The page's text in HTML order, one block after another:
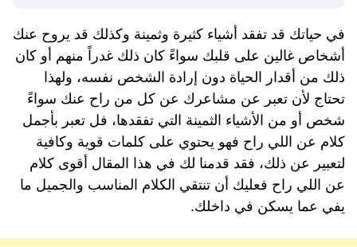
في حياتك قد تفقد أشياء كثيرة وثمينة وكذلك قد يروح عنك
أشخاص غالين على قلبك سواءً كان ذلك غدراً منهم أو كان
ذلك من أقدار الحياة دون إرادة الشخص نفسه، ولهذا
تحتاج لأن تعبر عن مشاعرك عن كل من راح عنك سواءً
شخص أو من الأشياء الثمينة التي تفقدها، فل تعبر بأجمل
كلام عن اللي راح فهو يحتوي على كلمات قوية وكافية
لتعبير عن ذلك، فقد قدمنا لك في هذا المقال أقوى كلام
عن اللي راح فعليك أن تنتقي الكلام المناسب والجميل ما
يفي عما يسكن في داخلك.